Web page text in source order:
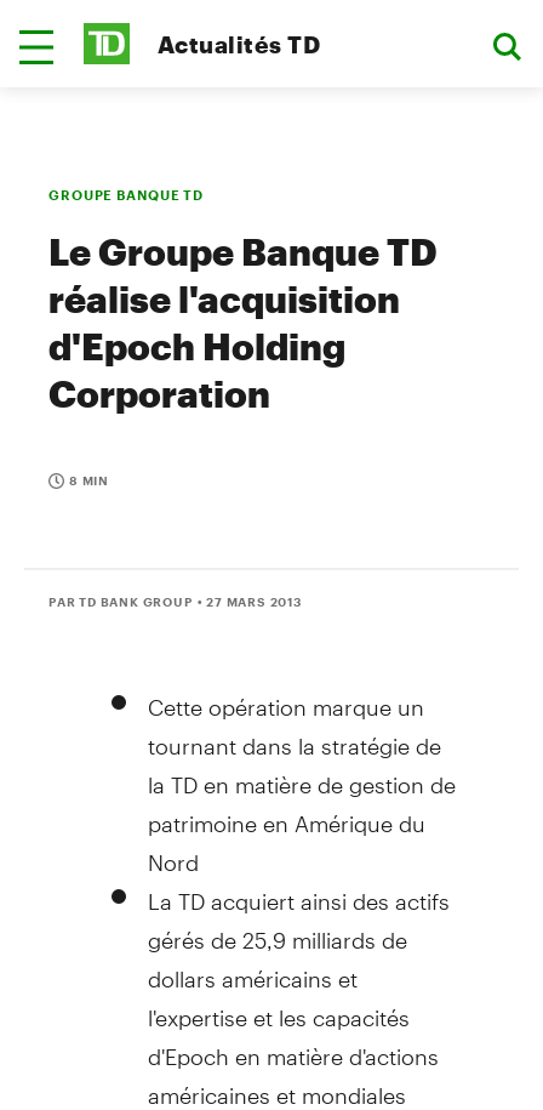
Actualités TD
GROUPE BANQUE TD
Le Groupe Banque TD
réalise l'acquisition
d'Epoch Holding
Corporation
8 MIN
PAR TD BANK GROUP • 27 MARS 2013
Cette opération marque un
tournant dans la stratégie de
la TD en matière de gestion de
patrimoine en Amérique du
Nord
La TD acquiert ainsi des actifs
gérés de 25,9 milliards de
dollars américains et
l'expertise et les capacités
d'Epoch en matière d'actions
américaines et mondiales